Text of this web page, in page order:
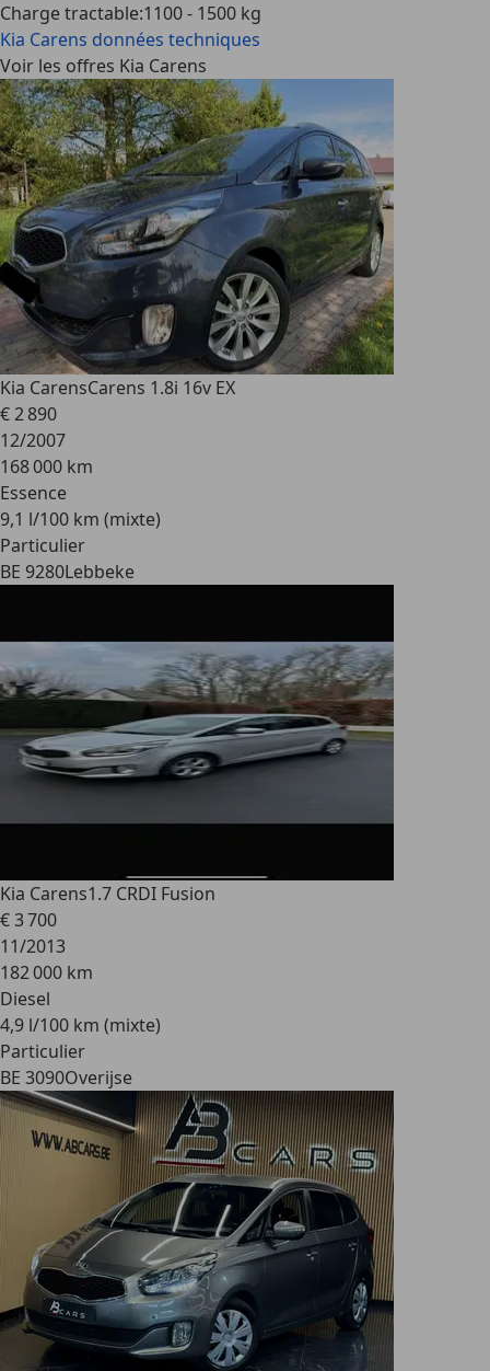
Charge tractable:1100 - 1500 kg
Kia Carens données techniques
Voir les offres Kia Carens
Kia CarensCarens 1.8i 16v EX
€ 2 890
12/2007
168 000 km
Essence
9,1 l/100 km (mixte)
Particulier
BE 9280Lebbeke
Kia Carens1.7 CRDI Fusion
€ 3 700
11/2013
182 000 km
Diesel
4,9 l/100 km (mixte)
Particulier
BE 3090Overijse